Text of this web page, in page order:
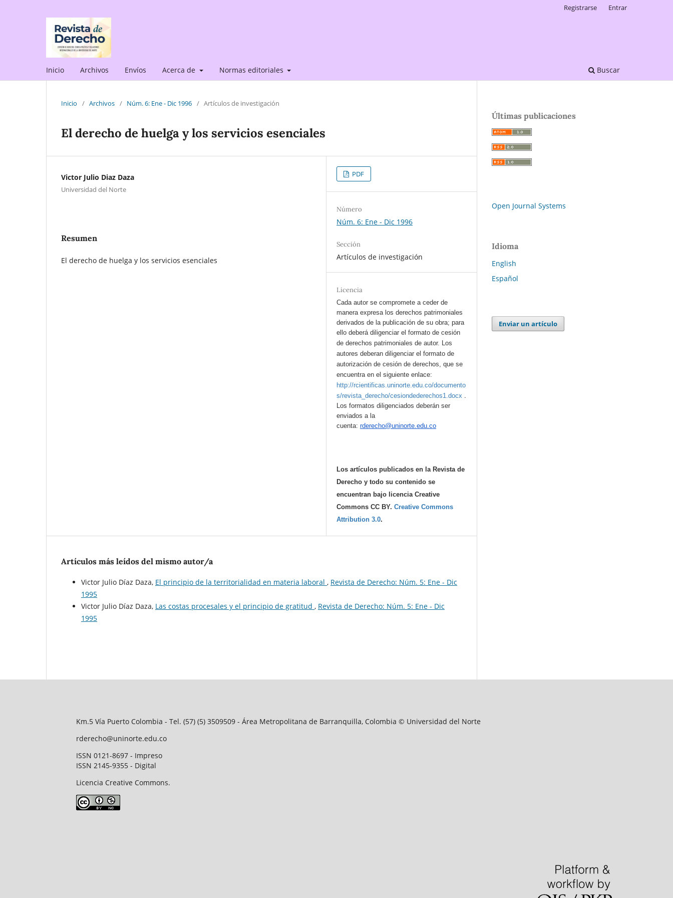
Inicio Archivos Envíos Acerca de Normas editoriales Buscar
Registrarse Entrar
Inicio / Archivos / Núm. 6: Ene - Dic 1996 / Artículos de investigación
El derecho de huelga y los servicios esenciales
Victor Julio Diaz Daza
Universidad del Norte
Resumen
El derecho de huelga y los servicios esenciales
PDF
Número
Núm. 6: Ene - Dic 1996
Sección
Artículos de investigación
Licencia
Cada autor se compromete a ceder de
manera expresa los derechos patrimoniales
derivados de la publicación de su obra; para
ello deberá diligenciar el formato de cesión
de derechos patrimoniales de autor.
Los
autores deberan diligenciar el formato de
autorización de cesión de derechos, que se
encuentra en el siguiente enlace:
http://rcientificas.uninorte.edu.co/documento
s/revista_derecho/cesiondederechos1.docx .
Los formatos diligenciados deberán ser
enviados a la
cuenta:rderecho@uninorte.edu.co
Los artículos publicados en la Revista de
Derecho y todo su contenido se
encuentran bajo licencia Creative
Commons CC BY.Creative Commons
Attribution 3.0.
Artículos más leídos del mismo autor/a
Victor Julio Díaz Daza, El principio de la territorialidad en materia laboral , Revista de Derecho: Núm. 5: Ene - Dic
1995
Victor Julio Díaz Daza, Las costas procesales y el principio de gratitud , Revista de Derecho: Núm. 5: Ene - Dic
1995
Últimas publicaciones
Open Journal Systems
Idioma
English
Español
Enviar un artículo
Km.5 Vía Puerto Colombia - Tel. (57) (5) 3509509 - Área Metropolitana de Barranquilla, Colombia © Universidad del Norte
rderecho@uninorte.edu.co
ISSN 0121-8697 - Impreso
ISSN 2145-9355 - Digital
Licencia Creative Commons.